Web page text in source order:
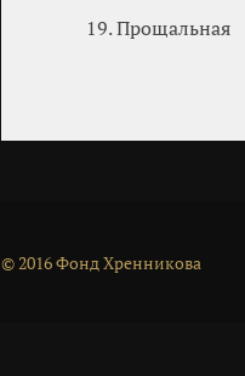
19. Прощальная
© 2016 Фонд Хренникова